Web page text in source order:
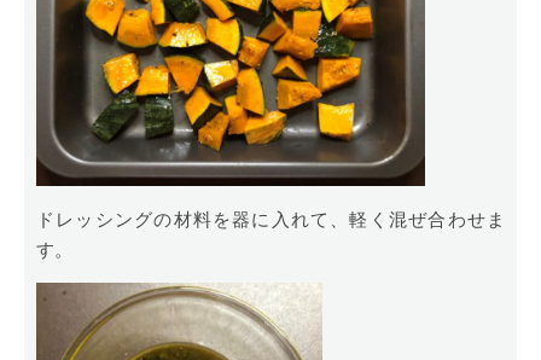
ドレッシングの材料を器に入れて、軽く混ぜ合わせま
す。